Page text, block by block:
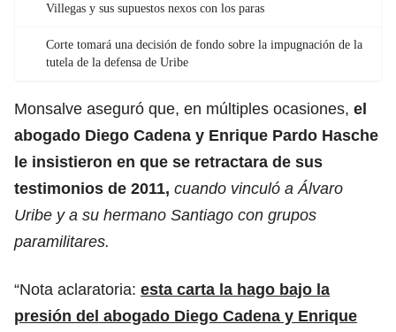
Villegas y sus supuestos nexos con los paras
Corte tomará una decisión de fondo sobre la impugnación de la
tutela de la defensa de Uribe
Monsalve aseguró que, en múltiples ocasiones, el
abogado Diego Cadena y Enrique Pardo Hasche
le insistieron en que se retractara de sus
testimonios de 2011, cuando vinculó a Álvaro
Uribe y a su hermano Santiago con grupos
paramilitares.
“Nota aclaratoria: esta carta la hago bajo la
presión del abogado Diego Cadena y Enrique